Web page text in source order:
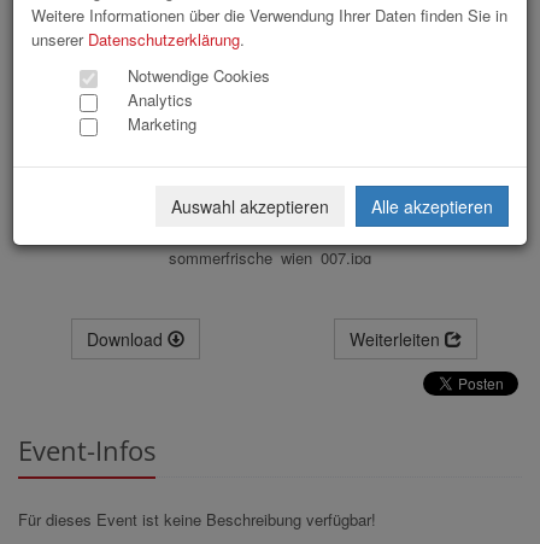
sommerfrische_wien_007.jpg
Download Weiterleiten
Event-Infos
Für dieses Event ist keine Beschreibung verfügbar!
Weitere Informationen über die Verwendung Ihrer Daten finden Sie in
unserer Datenschutzerklärung.
Notwendige Cookies
Analytics
Marketing
Auswahl akzeptieren Alle akzeptieren